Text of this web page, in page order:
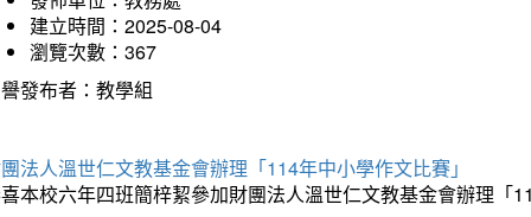
建立時間：2025-08-04
瀏覽次數：367
發布者：教學組
法人溫世仁文教基金會辦理「114年中小學作文比賽」
本校六年四班簡梓絜參加財團法人溫世仁文教基金會辦理「